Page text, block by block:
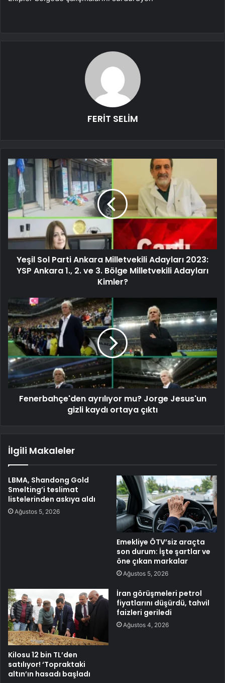
FERİT SELİM
Yeşil Sol Parti Ankara Milletvekili Adayları 2023:
YSP Ankara 1., 2. ve 3. Bölge Milletvekili Adayları
Kimler?
Fenerbahçe'den ayrılıyor mu? Jorge Jesus'un
gizli kaydı ortaya çıktı
İlgili Makaleler
LBMA, Shandong Gold
Smelting’i teslimat
listelerinden askıya aldı
Ağustos 5, 2026
Emekliye ÖTV’siz araçta
son durum: İşte şartlar ve
öne çıkan markalar
Ağustos 5, 2026
Kilosu 12 bin TL’den
satılıyor! ‘Topraktaki
altın’ın hasadı başladı
İran görüşmeleri petrol
fiyatlarını düşürdü, tahvil
faizleri geriledi
Ağustos 4, 2026